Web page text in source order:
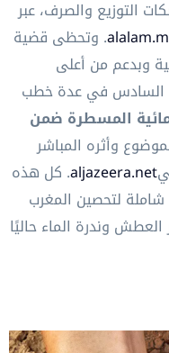
التوزيع والصرف، عبر
. وتحظى قضية
وبدعم من أعلى
السادس في عدة خطب
المسطرة ضمن
وأثره المباشر
aljazeera.net. كل هذه
لتحصين المغرب
وندرة الماء حاليًا